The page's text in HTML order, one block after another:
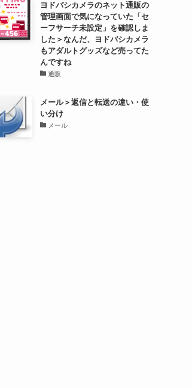
ヨドバシカメラのネット通販の
管理画面で気になっていた「セ
ーフサーチ未設定」を確認しま
した＞なんだ、ヨドバシカメラ
もアダルトグッズなど売ってた
んですね
通販
メール＞返信と転送の違い・使
い分け
メール